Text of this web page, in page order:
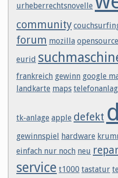
urheberrechtsnovelle
community
forum mozilla opensource
eurid
frankreich gewinn google
landkarte maps
tk-anlage apple defekt
gewinnspiel
hardware
einfach nur noch neu
service t1000 tastatur